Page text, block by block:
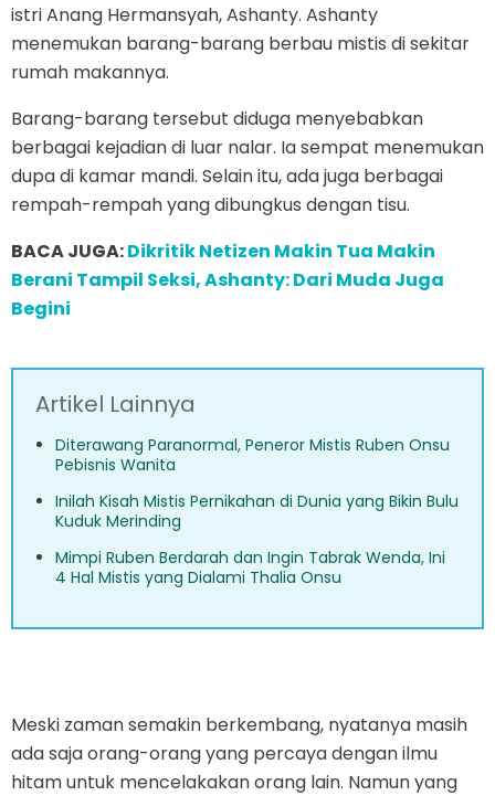
istri Anang Hermansyah, Ashanty. Ashanty
menemukan barang-barang berbau mistis di sekitar
rumah makannya.
Barang-barang tersebut diduga menyebabkan
berbagai kejadian di luar nalar. Ia sempat menemukan
dupa di kamar mandi. Selain itu, ada juga berbagai
rempah-rempah yang dibungkus dengan tisu.
BACA JUGA:Dikritik Netizen Makin Tua Makin
Berani Tampil Seksi, Ashanty: Dari Muda Juga
Begini
Artikel Lainnya
Diterawang Paranormal, Peneror Mistis Ruben Onsu
Pebisnis Wanita
Inilah Kisah Mistis Pernikahan di Dunia yang Bikin Bulu
Kuduk Merinding
Mimpi Ruben Berdarah dan Ingin Tabrak Wenda, Ini
4 Hal Mistis yang Dialami Thalia Onsu
Meski zaman semakin berkembang, nyatanya masih
ada saja orang-orang yang percaya dengan ilmu
hitam untuk mencelakakan orang lain. Namun yang